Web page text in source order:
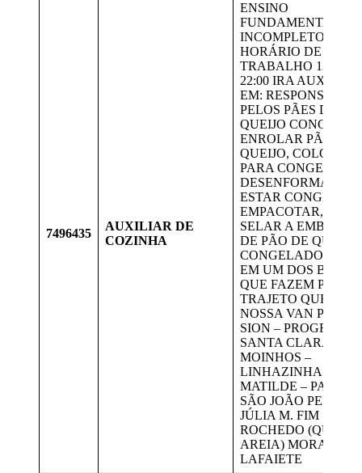
7496435
AUXILIAR DE
COZINHA
ENSINO
FUNDAMENTAL
INCOMPLETO,
HORÁRIO DE
TRABALHO 13:40
22:00 IRA AUXILIAR
EM: RESPONSÁVEL
PELOS PÃES DE
QUEIJO
ENROLAR PÃO DE
QUEIJO, COLOCAR
PARA CONGELAR,
DESENFORMAR
ESTAR
EMPACOTAR,
SELAR A
DE PÃO DE QUEIJO
CONGELADO.
EM UM DOS
QUE FAZEM PARTE
TRAJETO QUE A
NOSSA VAN
SION –
SANTA CLARA –
MOINHOS –
LINHAZINHA –
MATILDE – PAULO
SÃO JOÃO PERTO
JÚLIA M. FIM
ROCHEDO
AREIA) MORAR EM
LAFAIETE